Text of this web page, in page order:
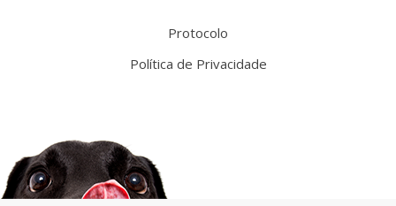
Protocolo
Política de Privacidade